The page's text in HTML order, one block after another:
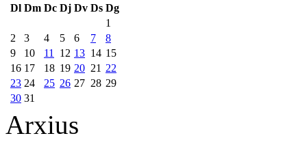
Dl Dm Dc Dj Dv Ds Dg
1
2
3 4 5 6 7
8
9
10 11 12 13 14 15
16 17 18 19 20 21 22
23 24 25 26 27 28 29
30 31
Arxius